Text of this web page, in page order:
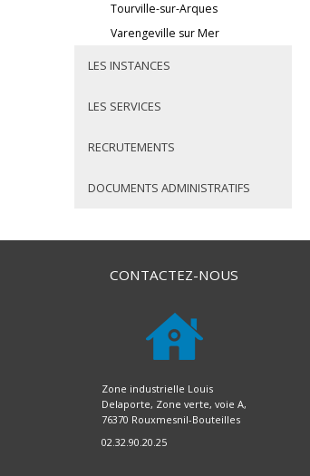
Tourville-sur-Arques
Varengeville sur Mer
LES INSTANCES
LES SERVICES
RECRUTEMENTS
DOCUMENTS ADMINISTRATIFS
CONTACTEZ-NOUS
Zone industrielle Louis
Delaporte, Zone verte, voie A,
76370 Rouxmesnil-Bouteilles
02.32.90.20.25